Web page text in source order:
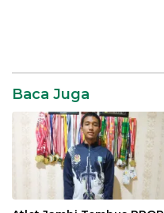
Baca Juga